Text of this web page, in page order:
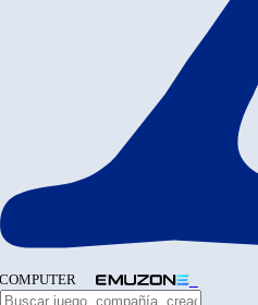
COMPUTER